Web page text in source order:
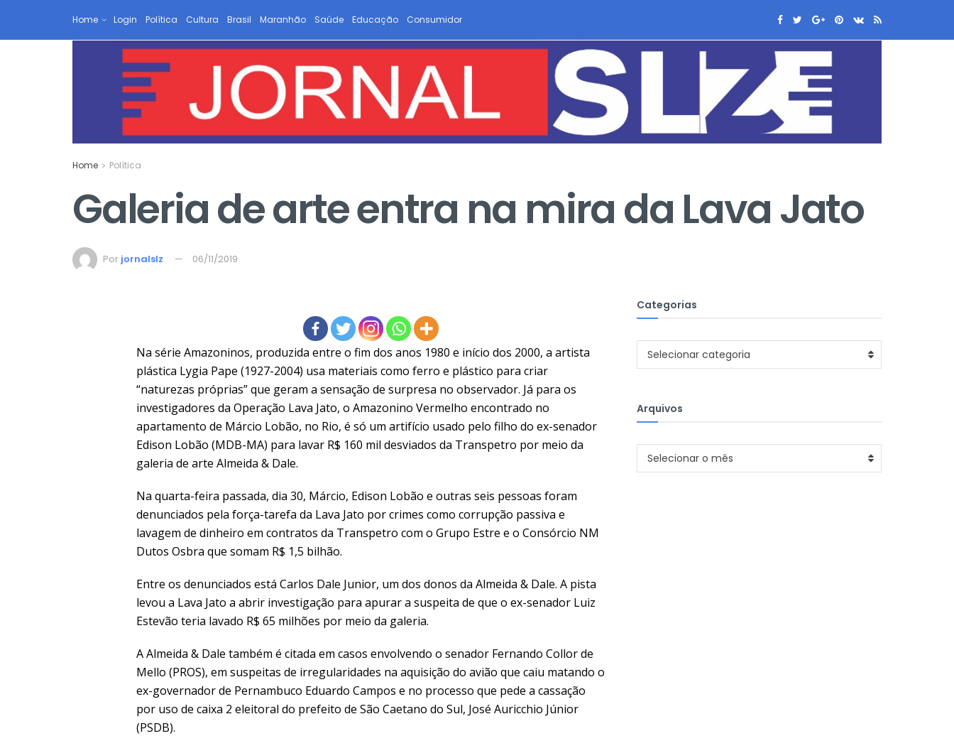
Home Login Política Cultura Brasil Maranhão Saúde Educação Consumidor
Home Política
Galeria de arte entra na mira da Lava Jato
Por jornalslz 06/11/2019
Na série Amazoninos, produzida entre o fim dos anos 1980 e início dos 2000, a artista
plástica Lygia Pape (1927-2004) usa materiais como ferro e plástico para criar
“naturezas próprias” que geram a sensação de surpresa no observador. Já para os
investigadores da Operação Lava Jato, o Amazonino Vermelho encontrado no
apartamento de Márcio Lobão, no Rio, é só um artifício usado pelo filho do ex-senador
Edison Lobão (MDB-MA) para lavar R$ 160 mil desviados da Transpetro por meio da
galeria de arte Almeida & Dale.
Na quarta-feira passada, dia 30, Márcio, Edison Lobão e outras seis pessoas foram
denunciados pela força-tarefa da Lava Jato por crimes como corrupção passiva e
lavagem de dinheiro em contratos da Transpetro com o Grupo Estre e o Consórcio NM
Dutos Osbra que somam R$ 1,5 bilhão.
Entre os denunciados está Carlos Dale Junior, um dos donos da Almeida & Dale. A pista
levou a Lava Jato a abrir investigação para apurar a suspeita de que o ex-senador Luiz
Estevão teria lavado R$ 65 milhões por meio da galeria.
A Almeida & Dale também é citada em casos envolvendo o senador Fernando Collor de
Mello (PROS), em suspeitas de irregularidades na aquisição do avião que caiu matando o
ex-governador de Pernambuco Eduardo Campos e no processo que pede a cassação
por uso de caixa 2 eleitoral do prefeito de São Caetano do Sul, José Auricchio Júnior
(PSDB).
Categorias
Categorias
Selecionar categoria
Arquivos
Arquivos
Selecionar o mês